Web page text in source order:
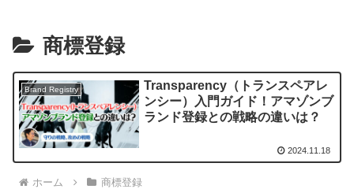
商標登録
Brand Registry
Transparency（トランスペアレ
ンシー）入門ガイド！アマゾンブ
ランド登録との戦略の違いは？
2024.11.18
ホーム 商標登録